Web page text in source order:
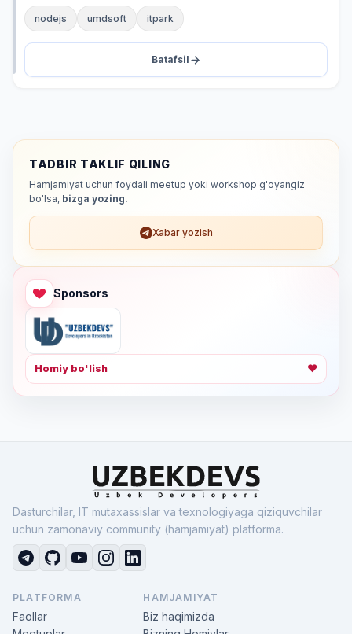
nodejs umdsoft itpark
Batafsil
TADBIR TAKLIF QILING
Hamjamiyat uchun foydali meetup yoki workshop g'oyangiz
bo'lsa, bizga yozing.
Xabar yozish
Sponsors
Homiy bo'lish ❤
Dasturchilar, IT mutaxassislar va texnologiyaga qiziquvchilar
uchun zamonaviy community (hamjamiyat) platforma.
PLATFORMA
Faollar
HAMJAMIYAT
Biz haqimizda